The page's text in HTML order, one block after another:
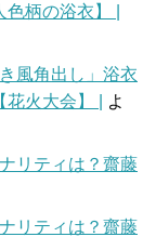
柄の浴衣】 |
風角出し」浴衣
火大会】 |
よ
リティは？齋藤
リティは？齋藤